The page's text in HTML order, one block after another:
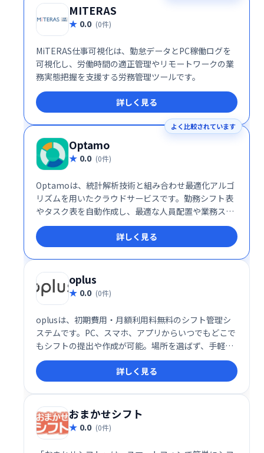
MITERAS
0.0 (0件)
MiTERAS仕事可視化は、勤怠データとPC稼働ログを
可視化し、労働時間の適正管理やリモートワークの業
務実態把握を支援する労務管理ツールです。
詳しく見る
よく比較されています
Optamo
0.0 (0件)
Optamoは、統計解析技術と組み合わせ最適化アルゴ
リズムを用いたクラウドサービスです。勤務シフト表
やタスク表を自動作成し、最適な人員配置や業務スケ
ジューリングを実現します。複雑な計算を自動化する
ことで、大幅な時間削減と業務効率化に貢献します。
詳しく見る
oplus
0.0 (0件)
oplusは、初期費用・月額利用料無料のシフト管理シ
ステムです。PC、スマホ、アプリからいつでもどこで
もシフトの提出や作成が可能。場所を選ばず、手軽に
シフト管理を実現します。
詳しく見る
おまかせシフト
0.0 (0件)